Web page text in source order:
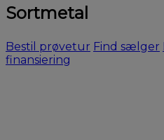
Sortmetal
Bestil prøvetur Find sælger
finansiering